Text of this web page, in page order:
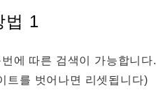
법 1
에 따른 검색이 가능합니다.
트를 벗어나면 리셋됩니다)